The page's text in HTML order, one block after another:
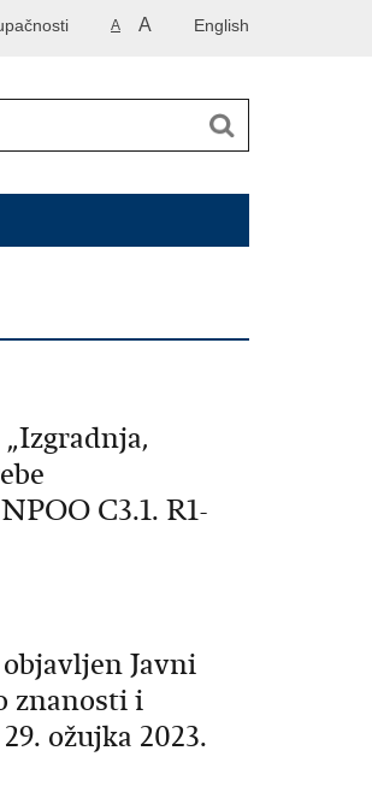
English
A A
C3.1. R1-
Javni
znanosti i
ožujka 2023.